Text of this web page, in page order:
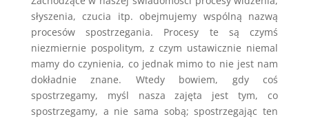
słyszenia, czucia itp. obejmujemy wspólną nazwą
procesów spostrzegania. Procesy te są czymś
niezmiernie pospolitym, z czym ustawicznie niemal
mamy do czynienia, co jednak mimo to nie jest nam
dokładnie znane. Wtedy bowiem, gdy coś
spostrzegamy, myśl nasza zajęta jest tym, co
spostrzegamy, a nie sama sobą; spostrzegając ten